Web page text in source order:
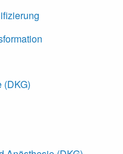
(DKG)